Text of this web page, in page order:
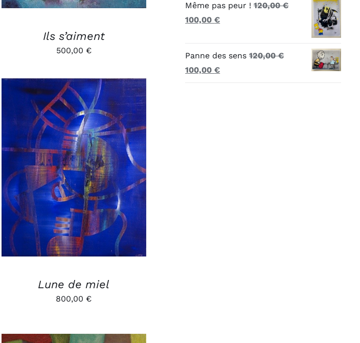
Ils s’aiment
500,00 €
AJOUTER AU PANIER
/
APERÇU
Lune de miel
800,00 €
initial
actuel
Même pas peur ! 120,00€
Le
était :
120,00 €.
100,00€Le
est :
100,00 €.
Panne des sens 120,00€
Le
100,00€Le